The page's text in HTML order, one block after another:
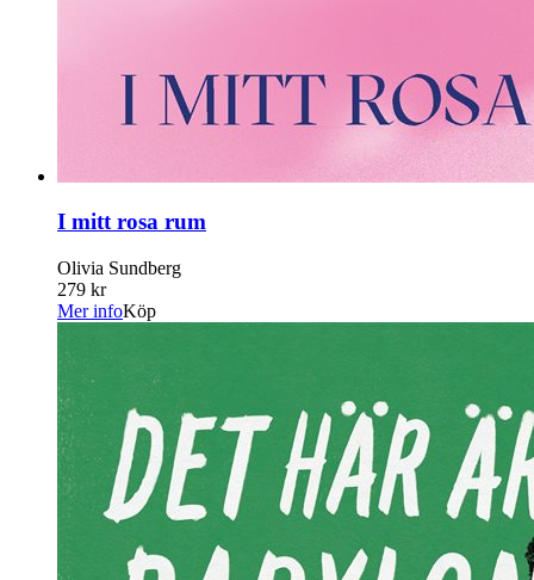
I mitt rosa rum
Olivia Sundberg
279 kr
Mer infoKöp